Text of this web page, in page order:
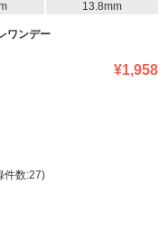
13.8mm
ワンデー
¥1,958
件数:27)